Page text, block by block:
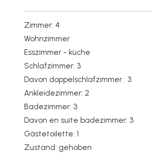
Zimmer: 4
Wohnzimmer
Esszimmer - küche
Schlafzimmer: 3
Davon doppelschlafzimmer : 3
Ankleidezimmer: 2
Badezimmer: 3
Davon en suite badezimmer: 3
Gästetoilette: 1
Zustand: gehoben